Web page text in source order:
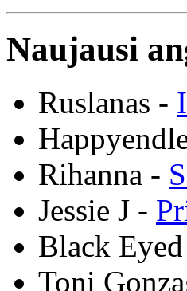
Naujausi
Ruslanas -
Rihanna -
Jessie J -
Black Eyed
Toni